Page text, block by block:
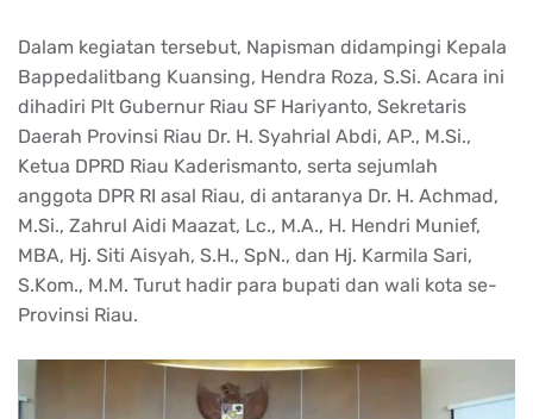
Dalam kegiatan tersebut, Napisman didampingi Kepala
Bappedalitbang Kuansing, Hendra Roza, S.Si. Acara ini
dihadiri Plt Gubernur Riau SF Hariyanto, Sekretaris
Daerah Provinsi Riau Dr. H. Syahrial Abdi, AP., M.Si.,
Ketua DPRD Riau Kaderismanto, serta sejumlah
anggota DPR RI asal Riau, di antaranya Dr. H. Achmad,
M.Si., Zahrul Aidi Maazat, Lc., M.A., H. Hendri Munief,
MBA, Hj. Siti Aisyah, S.H., SpN., dan Hj. Karmila Sari,
S.Kom., M.M. Turut hadir para bupati dan wali kota se-
Provinsi Riau.